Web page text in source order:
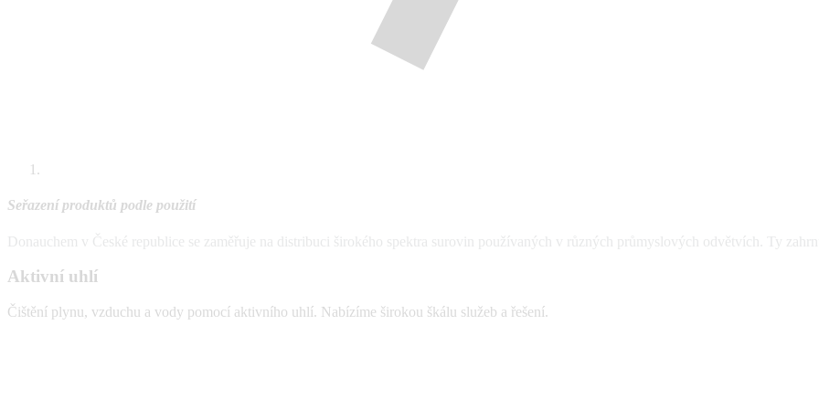
Seřazení produktů podle použití
Donauchem v České republice se zaměřuje na distribuci širokého spektra surovin používaných v různých průmyslových odvětvích. Ty
Aktivní uhlí
Čištění plynu, vzduchu a vody pomocí aktivního uhlí. Nabízíme širokou škálu služeb a řešení.